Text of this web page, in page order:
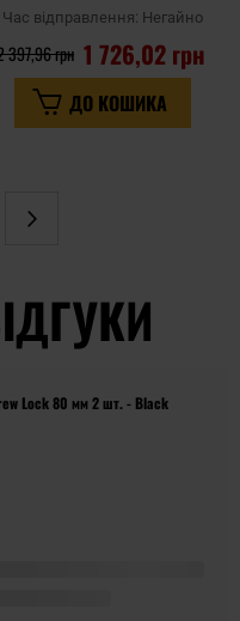
Час відправлення: Негайно
1 726,02 грн
397,96 грн
ДО КОШИКА
Сторінка
Наступне
Lock 80 мм 2 шт. - Black